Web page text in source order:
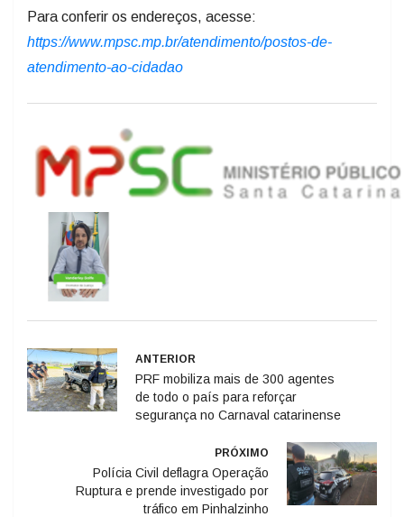
Para conferir os endereços, acesse:
https://www.mpsc.mp.br/atendimento/postos-de-
atendimento-ao-cidadao
ANTERIOR
PRF mobiliza mais de 300 agentes
de todo o país para reforçar
segurança no Carnaval catarinense
PRÓXIMO
Polícia Civil deflagra Operação
Ruptura e prende investigado por
tráfico em Pinhalzinho